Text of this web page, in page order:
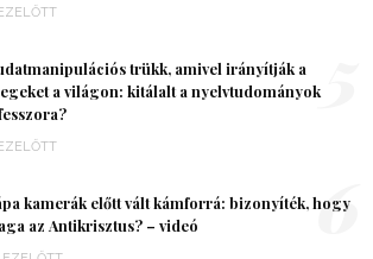
trükk, amivel irányítják a
a világon: kitálalt a nyelvtudományok
kamerák előtt vált kámforrá: bizonyíték, hogy
az Antikrisztus? – videó
6